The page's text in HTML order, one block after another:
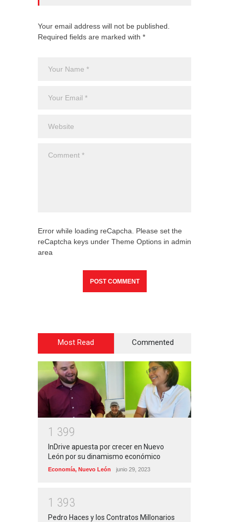
Your email address will not be published.
Required fields are marked with *
Error while loading reCapcha. Please set the
reCaptcha keys under Theme Options in admin
area
Most Read Commented
1 399
InDrive apuesta por crecer en Nuevo
León por su dinamismo económico
Economía, Nuevo León junio 29, 2023
1 393
Pedro Haces y los Contratos Millonarios